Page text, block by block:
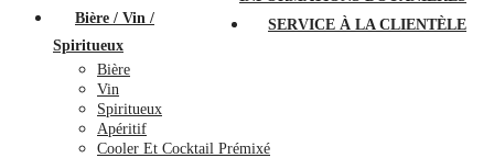
SERVICE À LA CLIENTÈLE
Bière / Vin /
Spiritueux
Bière
Vin
Spiritueux
Apéritif
Cooler Et Cocktail Prémixé